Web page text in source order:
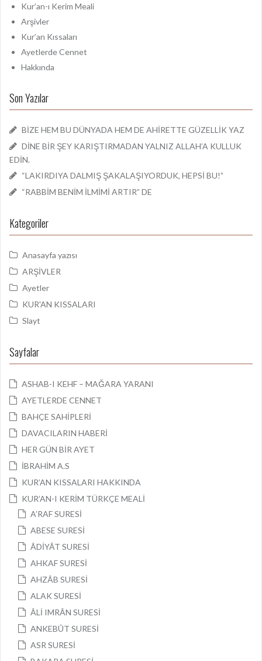
Kur’an-ı Kerim Meali
Arşivler
Kur’an Kıssaları
Ayetlerde Cennet
Hakkında
Son Yazılar
BİZE HEM BU DÜNYADA HEM DE AHİRETTE GÜZELLİK YAZ
DİNE BİR ŞEY KARIŞTIRMADAN YALNIZ ALLAH’A KULLUK
EDİN.
“LAKIRDIYA DALMIŞ ŞAKALAŞIYORDUK, HEPSİ BU!”
“RABBİM BENİM İLMİMİ ARTIR” DE
Kategoriler
Anasayfa yazısı
ARŞİVLER
Ayetler
KUR'AN KISSALARI
Slayt
Sayfalar
ASHAB-I KEHF – MAĞARA YARANI
AYETLERDE CENNET
BAHÇE SAHİPLERİ
DAVACILARIN HABERİ
HER GÜN BİR AYET
İBRAHİM A.S
KUR’AN KISSALARI HAKKINDA
KUR’AN-I KERİM TÜRKÇE MEALİ
A’RAF SURESİ
ABESE SURESİ
ÂDİYÂT SURESİ
AHKAF SURESİ
AHZÂB SURESİ
ALAK SURESİ
ÂLİ IMRÂN SURESİ
ANKEBÛT SURESİ
ASR SURESİ